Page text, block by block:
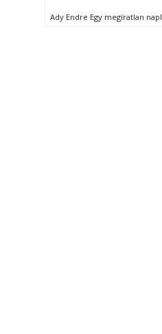
Ady Endre Egy megíratlan